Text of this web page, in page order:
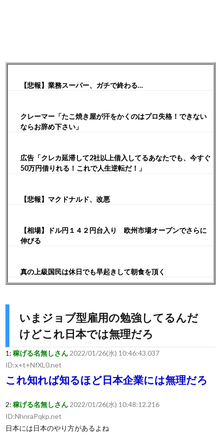
【悲報】業務スーパー、ガチで終わる…
クレーマー「たこ焼き屋が汗をかくのはプロ失格！できない
ならお辞め下さい」
広告「クレカ延滞して2社以上借入してるあなたでも、今すぐ
50万円借りれる！これで人生逆転だ！」
【悲報】マクドナルド、改悪
【相場】ドル円１４２円台入り 欧州市場オープンでさらに
伸びる
真の上級国民は休日でも早起きして朝食を頂く
いまジョブ型雇用の勉強してるんだ
けどこれ日本では無理だろ
1: 稼げる名無しさん 2022/01/26(水) 10:46:43.037
ID:x+t+NfXL0.net
これ知れば知るほど日本企業には無理だろ
2: 稼げる名無しさん 2022/01/26(水) 10:48:12.216
ID:NhnraPqkp.net
日本には日本のやり方があるよね